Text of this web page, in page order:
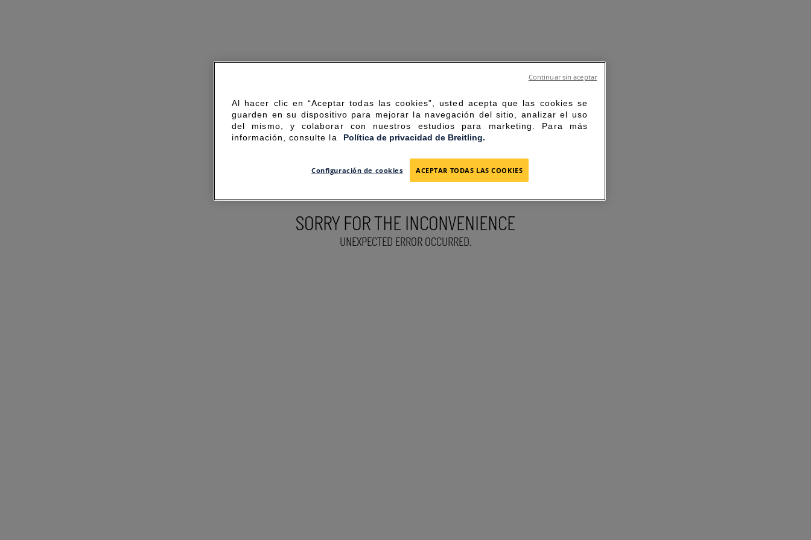
SORRY FOR THE INCONVENIENCE
UNEXPECTED ERROR OCCURRED.
Al hacer clic en “Aceptar todas las cookies”, usted acepta que las cookies se
guarden en su dispositivo para mejorar la navegación del sitio, analizar el uso
del mismo, y colaborar con nuestros estudios para marketing. Para más
información, consulte la
Política de privacidad de Breitling.
Configuración de cookies ACEPTAR TODAS LAS COOKIES
Continuar sin aceptar